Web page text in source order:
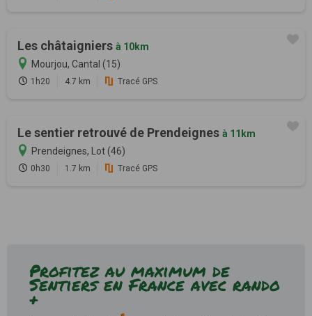
Les châtaigniers à 10km
Mourjou, Cantal (15)
1h20 4.7 km Tracé GPS
Le sentier retrouvé de Prendeignes à 11km
Prendeignes, Lot (46)
0h30 1.7 km Tracé GPS
Profitez au maximum de
Sentiers en France avec rando
+